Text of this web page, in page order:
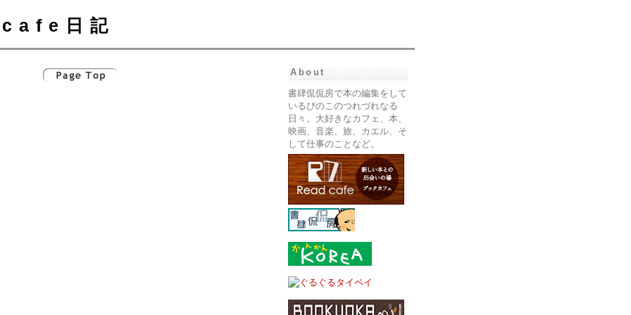
cafe日記
About
書肆侃侃房で本の編集をして
いるぴのこのつれづれなる
日々。大好きなカフェ、本、
映画、音楽、旅、カエル、そ
して仕事のことなど。